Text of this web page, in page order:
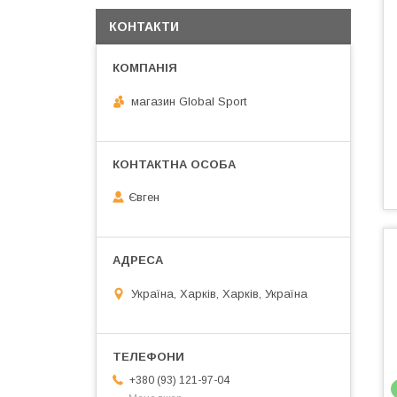
КОНТАКТИ
магазин Global Sport
Євген
Україна, Харків, Харків, Україна
+380 (93) 121-97-04